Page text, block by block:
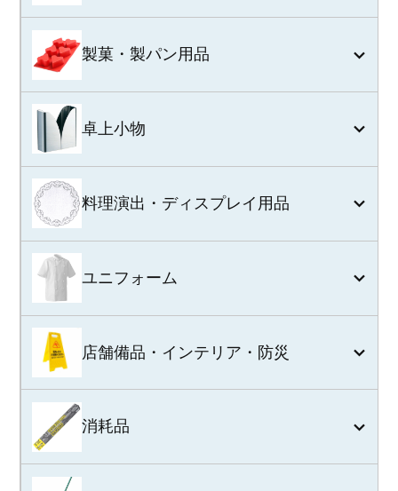
製菓・製パン用品
卓上小物
料理演出・ディスプレイ用品
ユニフォーム
店舗備品・インテリア・防災
消耗品